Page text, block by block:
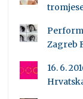
Zagreb
16. 6.